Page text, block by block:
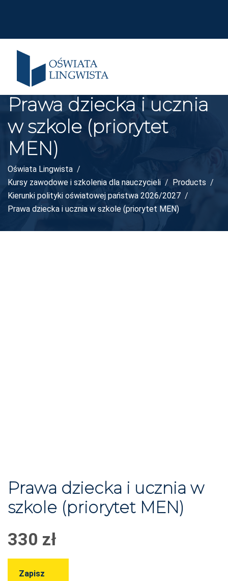
Prawa dziecka i ucznia
w szkole (priorytet
MEN)
Oświata Lingwista
Kursy zawodowe i szkolenia dla nauczycieli
Products
Kierunki polityki oświatowej państwa 2026/2027
Prawa dziecka i ucznia w szkole (priorytet MEN)
Prawa dziecka i ucznia w
szkole (priorytet MEN)
330 zł
Zapisz